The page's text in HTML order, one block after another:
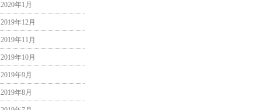
2020年1月
2019年12月
2019年11月
2019年10月
2019年9月
2019年8月